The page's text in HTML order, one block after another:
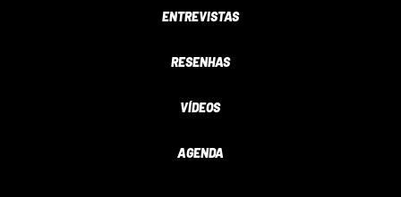
ENTREVISTAS
RESENHAS
VÍDEOS
AGENDA